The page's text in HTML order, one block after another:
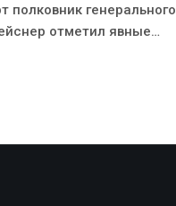
полковник генерального
отметил явные…